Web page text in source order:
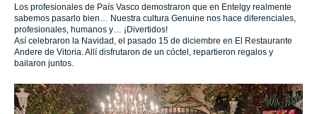
Los profesionales de País Vasco demostraron que en Entelgy realmente
sabemos pasarlo bien… Nuestra cultura Genuine nos hace diferenciales,
profesionales, humanos y… ¡Divertidos!
Así celebraron la Navidad, el pasado 15 de diciembre en El Restaurante
Andere de Vitoria. Allí disfrutaron de un cóctel, repartieron regalos y
bailaron juntos.